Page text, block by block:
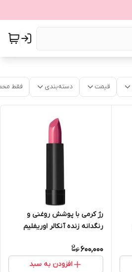
قیمت دسته‌بندی فقط
رژ کرمی با پوشش روغنی و
رنگدانه زنده آنکالر اوریفلیم
600,000
افزودن به سبد